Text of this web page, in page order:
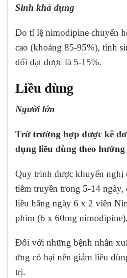
Sinh khả dụng
Do tỉ lệ nimodipine chuyển
cao (khoảng 85-95%), tính
đối đạt được là 5-15%.
Liều dùng
Người lớn
Trừ trường hợp được kê
dụng liều dùng theo hướng
Quy trình được khuyến nghị
tiêm truyền trong 5-14 ngày,
liều hằng ngày 6 x 2 viên
phim (6 x 60mg nimodipine).
Đối với những bệnh nhân
ứng có hại nên giảm liều
trị.